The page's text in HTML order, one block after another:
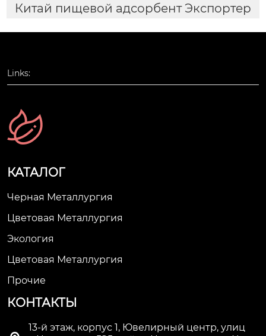
Китай пищевой адсорбент Экспортер
Links:
КАТАЛОГ
Черная Металлургия
Цветовая Металлургия
Экология
Цветовая Металлургия
Прочие
КОНТАКТЫ
13-й этаж, корпус 1, Ювелирный центр, улиц